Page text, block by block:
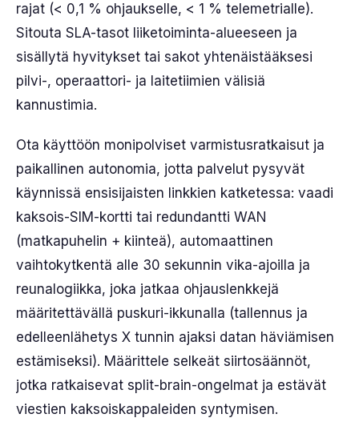
rajat (< 0,1 % ohjaukselle, < 1 % telemetrialle).
Sitouta SLA-tasot liiketoiminta-alueeseen ja
sisällytä hyvitykset tai sakot yhtenäistääksesi
pilvi-, operaattori- ja laitetiimien välisiä
kannustimia.
Ota käyttöön monipolviset varmistusratkaisut ja
paikallinen autonomia, jotta palvelut pysyvät
käynnissä ensisijaisten linkkien katketessa: vaadi
kaksois-SIM-kortti tai redundantti WAN
(matkapuhelin + kiinteä), automaattinen
vaihtokytkentä alle 30 sekunnin vika-ajoilla ja
reunalogiikka, joka jatkaa ohjauslenkkejä
määritettävällä puskuri-ikkunalla (tallennus ja
edelleenlähetys X tunnin ajaksi datan häviämisen
estämiseksi). Määrittele selkeät siirtosäännöt,
jotka ratkaisevat split-brain-ongelmat ja estävät
viestien kaksoiskappaleiden syntymisen.